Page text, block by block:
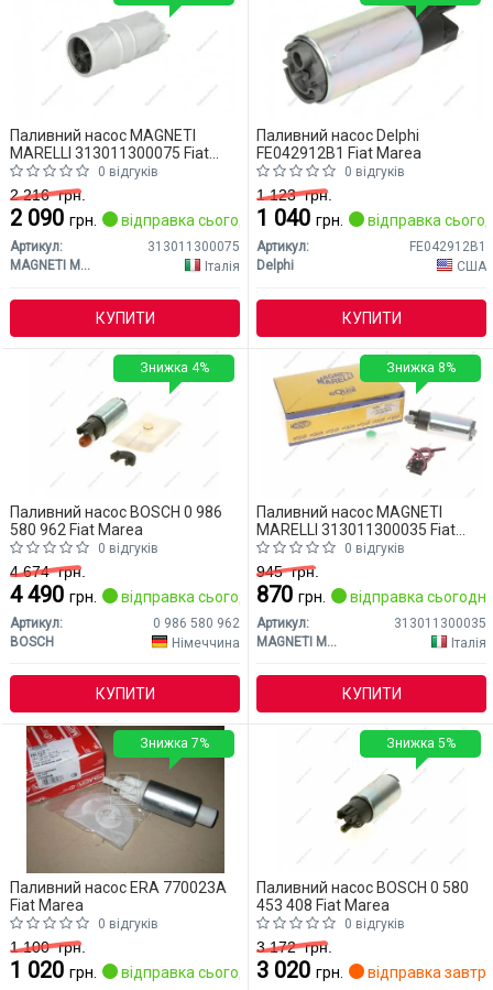
Паливний насос MAGNETI
MARELLI 313011300075 Fiat
Marea
0 відгуків
2 216грн.
2 090 грн. відправка сьогодні
Артикул:
313011300075
MAGNETI MARELLI
Італія
КУПИТИ
Паливний насос Delphi
FE042912B1 Fiat Marea
0 відгуків
1 123грн.
1 040 грн. відправка
Артикул:
FE042912B1
Delphi
США
КУПИТИ
Паливний насос BOSCH 0 986
580 962 Fiat Marea
0 відгуків
4 674грн.
4 490 грн. відправка сьогодні
Артикул:
0 986 580 962
BOSCH
Німеччина
КУПИТИ
Знижка 4%
Паливний насос MAGNETI
MARELLI 313011300035 Fiat
Marea
0 відгуків
945грн.
870 грн. відправка сьогодні
Артикул:
313011300035
MAGNETI MARELLI
Італія
КУПИТИ
Знижка 8%
Паливний насос ERA 770023A
Fiat Marea
0 відгуків
1 100грн.
1 020 грн. відправка сьогодні
Знижка 7%
Паливний насос BOSCH 0 580
453 408 Fiat Marea
0 відгуків
3 172грн.
3 020 грн. відправка
Знижка 5%